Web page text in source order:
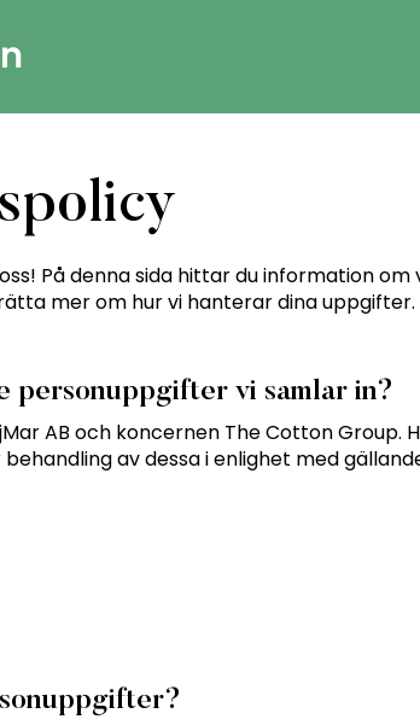
På denna sida hittar du information
mer om hur vi hanterar dina uppgifter.
personuppgifter vi samlar in?
AB och koncernen The Cotton
av dessa i enlighet med